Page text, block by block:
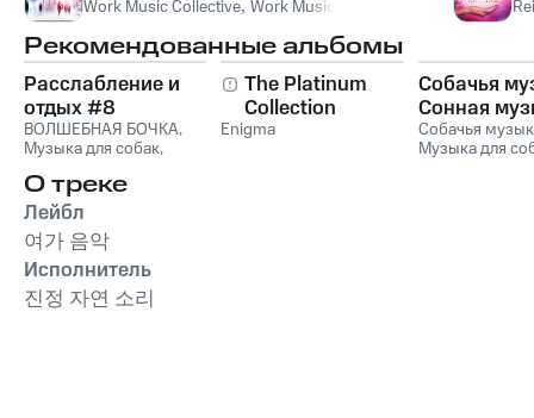
Work Music Collective, Work Music Bliss Work Playlist
Рекомендованные альбомы
Расслабление и
отдых #8
ВОЛШЕБНАЯ БОЧКА,
Музыка для собак,
Relax,Музыка для
чтения,Relax Music
The Platinum
Collection
Enigma
Собачья
Сонная
для собак и
музыка для
Собачья
Музыка для
О треке
Лейбл
여가 음악
Исполнитель
진정 자연 소리